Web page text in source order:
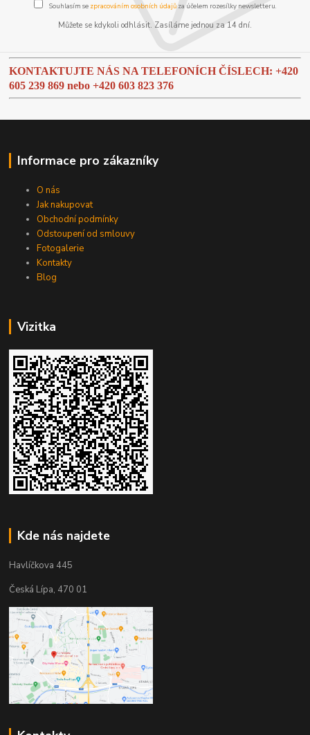
Souhlasím se zpracováním osobních údajůza účelem rozesílky newsletteru.
Můžete se kdykoli odhlásit. Zasíláme jednou za 14 dní.
KONTAKTUJTE NÁS NA TELEFONÍCH ČÍSLECH: +420
605 239 869 nebo+420 603 823 376
Informace pro zákazníky
O nás
Jak nakupovat
Obchodní podmínky
Odstoupení od smlouvy
Fotogalerie
Kontakty
Blog
Vizitka
Kde nás najdete
Havlíčkova 445
Česká Lípa, 470 01